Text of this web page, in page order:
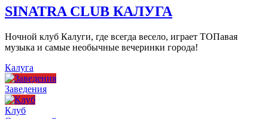
SINATRA CLUB КАЛУГА
Ночной клуб Калуги, где всегда весело, играет ТОПавая
музыка и самые необычные вечеринки города!
Калуга
Заведения
Клуб